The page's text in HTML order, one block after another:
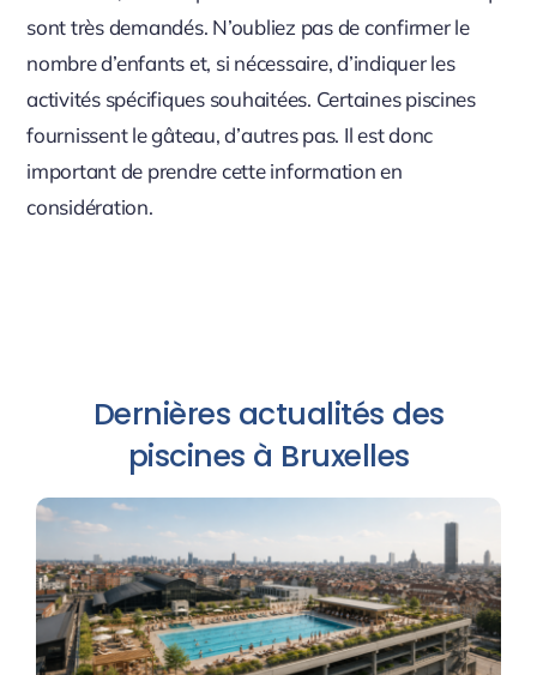
sont très demandés. N’oubliez pas de confirmer le
nombre d’enfants et, si nécessaire, d’indiquer les
activités spécifiques souhaitées. Certaines piscines
fournissent le gâteau, d’autres pas. Il est donc
important de prendre cette information en
considération.
Dernières actualités des
piscines à Bruxelles